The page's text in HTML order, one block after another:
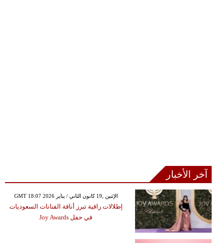
آخر الأخبار
GMT 18:07 2026 الإثنين ,19 كانون الثاني / يناير
إطلالات راقية تبرز أناقة الفنانات السعوديات
في حفل Joy Awards